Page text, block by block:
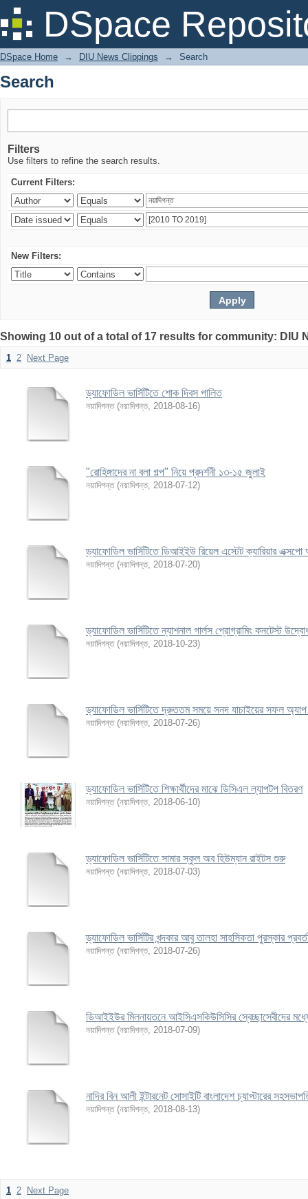
DSpace
Search
DSpace Home → DIU News Clippings → Search
Search
Filters
Use filters to refine the search results.
Current Filters:
New Filters:
Showing 10 out of a total of 17 results for community: DIU
1 2 Next Page
ড্যাফোডিল ভার্সিটিতে শোক দিবস পালিত
নয়াদিগন্ত (নয়াদিগন্ত, 2018-08-16)
"রোহিঙ্গাদের না বলা গল্প" নিয়ে প্রদর্শনী ১৩-১৫ জুলাই
নয়াদিগন্ত (নয়াদিগন্ত, 2018-07-12)
ড্যাফোডিল ভার্সিটিতে ডিআইইউ রিয়েল এস্টেট ক্যারিয়ার এক্সপো
নয়াদিগন্ত (নয়াদিগন্ত, 2018-07-20)
ড্যাফোডিল ভার্সিটিতে ন্যাশনাল গার্লস প্রোগ্রামিং কনটেস্ট
নয়াদিগন্ত (নয়াদিগন্ত, 2018-10-23)
ড্যাফোডিল ভার্সিটিতে দ্রুততম সময়ে সনদ যাচাইয়ের সফল
নয়াদিগন্ত (নয়াদিগন্ত, 2018-07-26)
ড্যাফোডিল ভার্সিটিতে শিক্ষার্থীদের মাঝে ডিসিএল ল্যাপটপ বিতরণ
নয়াদিগন্ত (নয়াদিগন্ত, 2018-06-10)
ড্যাফোডিল ভার্সিটিতে সামার স্কুল অব হিউম্যান রাইটস শুরু
নয়াদিগন্ত (নয়াদিগন্ত, 2018-07-03)
ড্যাফোডিল ভার্সিটির খন্দকার আবু তালহা সাহসিকতা পুরস্কার
নয়াদিগন্ত (নয়াদিগন্ত, 2018-07-26)
ডিআইইউর মিলনায়তনে আইসিএসকিউসিসির স্বেচ্ছাসেবীদের
নয়াদিগন্ত (নয়াদিগন্ত, 2018-07-09)
নাদির বিন আলী ইন্টারনেট সোসাইটি বাংলাদেশ চ্যাপ্টারের
নয়াদিগন্ত (নয়াদিগন্ত, 2018-08-13)
1 2 Next Page